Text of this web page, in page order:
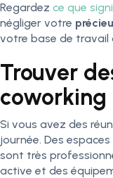
Regardez ce que
négliger votre
votre base de travail
Trouver
coworking
Si vous avez des
journée. Des
sont très
active et des